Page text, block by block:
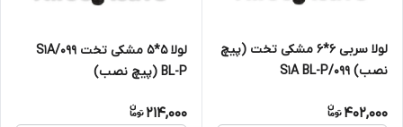
لولا سربی ۶*۶ مشکی تخت (پیچ
نصب) ۰۹۹/S۱A BL-P
402,000
لولا ۵*۵ مشکی تخت ۰۹۹/S۱A
BL-P (پیچ نصب)
214,000